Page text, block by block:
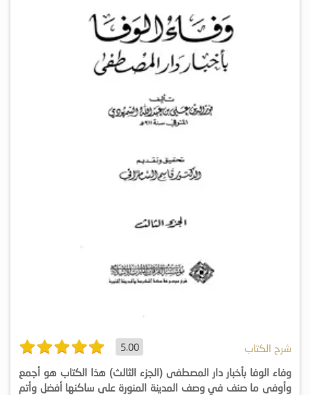
شرح الكتاب 5.00
وفاء الوفا بأخبار دار المصطفى (الجزء الثالث) هذا الكتاب هو أجمع
وأوفى ما صنف في وصف المدينة المنورة على ساكنها أفضل وأتم